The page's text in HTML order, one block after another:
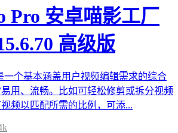
Pro 安卓喵影工厂
高级版
一个基本涵盖用户视频编辑需求的综合
用、流畅。比如可轻松修剪或拆分视频
频以匹配所需的比例，可添...